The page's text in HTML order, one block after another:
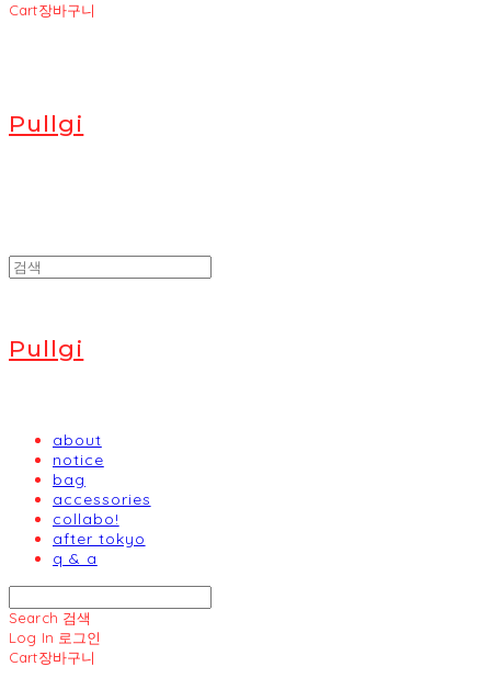
Cart장바구니
Pullgi
Pullgi
about
notice
bag
accessories
collabo!
after tokyo
q & a
Search 검색
Log In 로그인
Cart장바구니